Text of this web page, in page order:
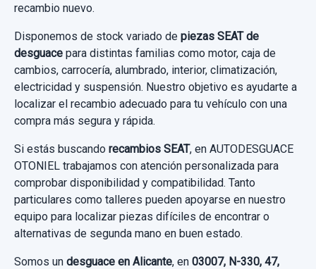
recambio nuevo.
Disponemos de stock variado de piezas SEAT de
desguace para distintas familias como motor, caja de
cambios, carrocería, alumbrado, interior, climatización,
electricidad y suspensión. Nuestro objetivo es ayudarte a
localizar el recambio adecuado para tu vehículo con una
compra más segura y rápida.
Si estás buscando recambios SEAT, en AUTODESGUACE
OTONIEL trabajamos con atención personalizada para
comprobar disponibilidad y compatibilidad. Tanto
particulares como talleres pueden apoyarse en nuestro
equipo para localizar piezas difíciles de encontrar o
alternativas de segunda mano en buen estado.
Somos un desguace en Alicante, en 03007, N-330, 47,